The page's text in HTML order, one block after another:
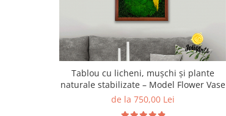
Tablou cu licheni, mușchi și plante
naturale stabilizate – Model Flower Vase
de la 750,00 Lei